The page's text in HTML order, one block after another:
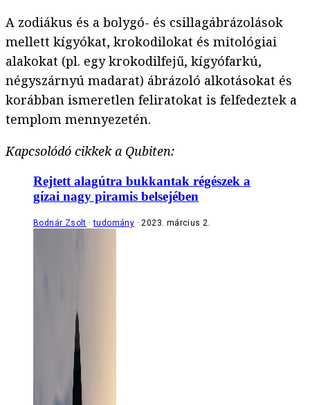
A zodiákus és a bolygó- és csillagábrázolások
mellett kígyókat, krokodilokat és mitológiai
alakokat (pl. egy krokodilfejű, kígyófarkú,
négyszárnyú madarat) ábrázoló alkotásokat és
korábban ismeretlen feliratokat is felfedeztek a
templom mennyezetén.
Kapcsolódó cikkek a Qubiten:
Rejtett alagútra bukkantak régészek a
gízai nagy piramis belsejében
Bodnár Zsolt tudomány 2023. március 2.